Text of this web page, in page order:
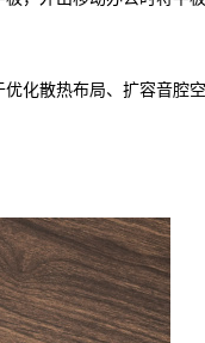
优化散热布局、扩容音腔空